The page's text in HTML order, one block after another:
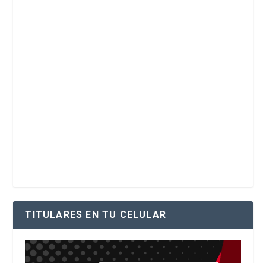
TITULARES EN TU CELULAR